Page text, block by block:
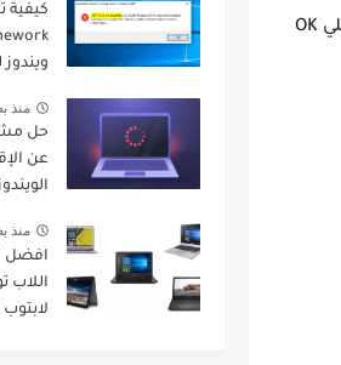
منذ
حل
عن
منذ
افضل
اللاب
لابتوب